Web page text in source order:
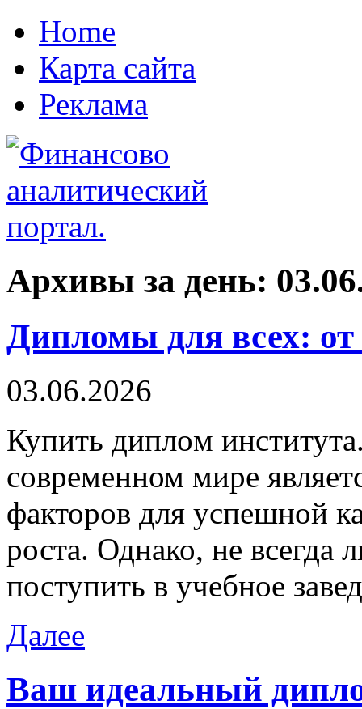
Home
Карта сайта
Реклама
Архивы за день:
Дипломы для всех: от
03.06.2026
Купить диплoм
современном мире
факторов для успешной
роста. Однако, не
поступить в учебное
Далее
Ваш идеальный